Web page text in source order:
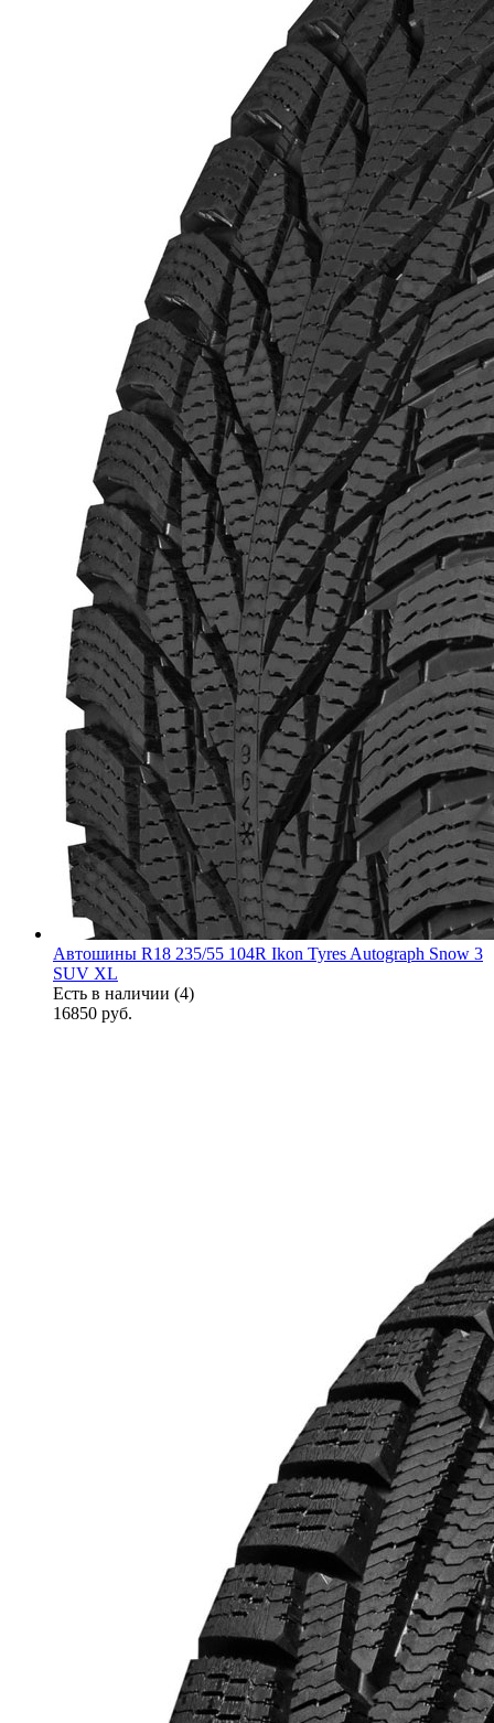
Автошины R18 235/55 104R Ikon Tyres Autograph Snow 3
SUV XL
Есть в наличии (4)
16850 руб.